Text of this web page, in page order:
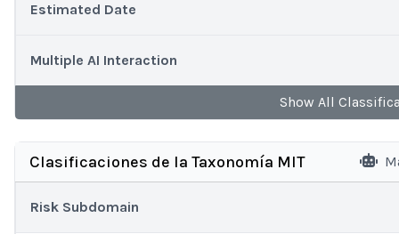
Estimated Date
Multiple AI Interaction
Show All
Clasificaciones de la Taxonomía MIT
Risk Subdomain